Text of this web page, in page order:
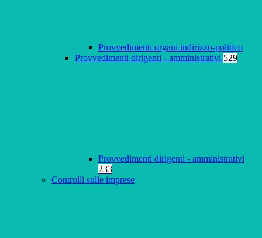
Provvedimenti organi indirizzo-politico
Provvedimenti dirigenti - amministrativi 529
Provvedimenti dirigenti - amministrativi
233
Controlli sulle imprese